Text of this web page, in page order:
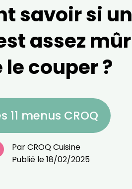
savoir si un
assez mûr
couper ?
11 menus CROQ
ParCROQ Cuisine
Publié le18/02/2025